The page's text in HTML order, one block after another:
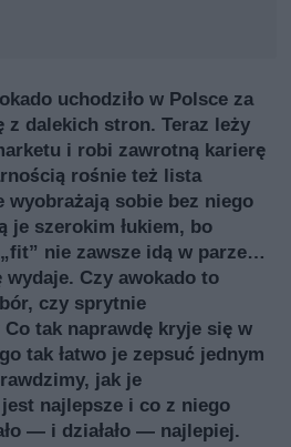
uchodziło w Polsce za
z dalekich stron. Teraz leży
i robi zawrotną karierę
rośnie też lista
sobie bez niego
je szerokim łukiem, bo
nie zawsze idą w parze…
Czy awokado to
czy sprytnie
tak naprawdę kryje się w
tak łatwo je zepsuć jednym
jak je
najlepsze i co z niego
— i działało — najlepiej.